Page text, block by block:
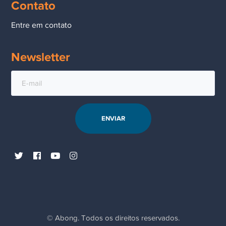
En sammanfattning av hur marknaden förändrades under och
exempel kan nämnas att resurser som
zimpler.com/kartlägger vilka licensierade svenska casinon
som accepterar Zimpler och hur villkoren ser ut för svenska
spelare, vilket ger en praktisk bild av metodens faktiska
spridning på den reglerade marknaden.
Zimpler Pay N Play –
Contato
Entre em contato
Newsletter
© Abong. Todos os direitos reservados.